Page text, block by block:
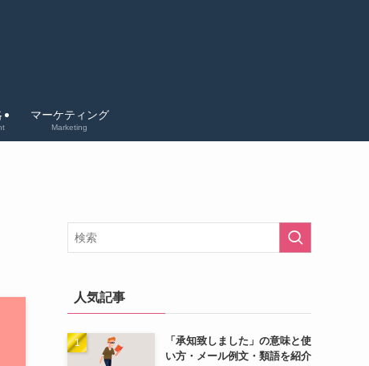
マーケティング
Marketing
人気記事
「承知致しました」の意味と使
い方・メール例文・類語を紹介